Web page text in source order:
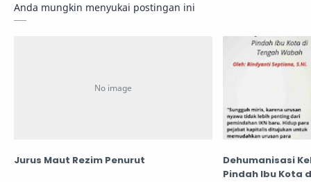
Anda mungkin menyukai postingan ini
Jurus Maut Rezim Penurut
Dehumanisasi
Pindah Ibu Kota